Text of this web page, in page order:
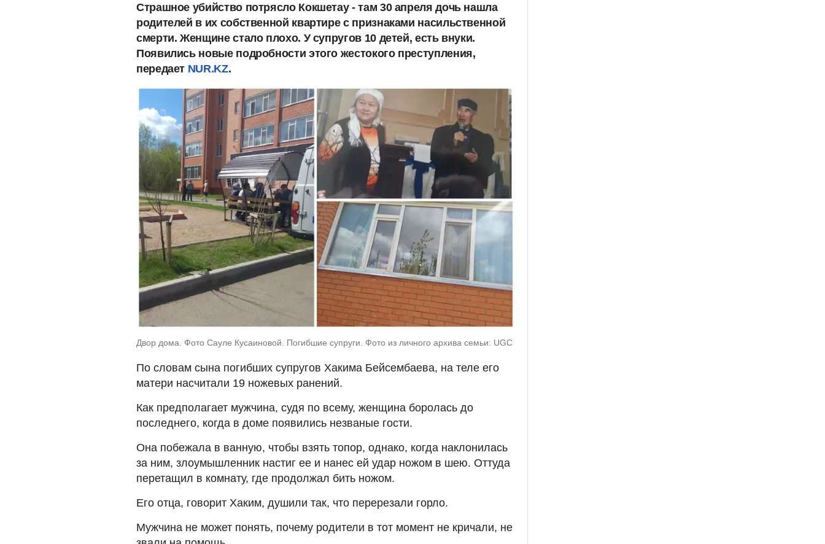
Страшное убийство потрясло Кокшетау - там 30 апреля дочь нашла
родителей в их собственной квартире с признаками насильственной
смерти. Женщине стало плохо. У супругов 10 детей, есть внуки.
Появились новые подробности этого жестокого преступления,
передает NUR.KZ.
Двор дома. Фото Сауле Кусаиновой. Погибшие супруги. Фото из личного архива семьи: UGC
По словам сына погибших супругов Хакима Бейсембаева, на теле его
матери насчитали 19 ножевых ранений.
Как предполагает мужчина, судя по всему, женщина боролась до
последнего, когда в доме появились незваные гости.
Она побежала в ванную, чтобы взять топор, однако, когда наклонилась
за ним, злоумышленник настиг ее и нанес ей удар ножом в шею. Оттуда
перетащил в комнату, где продолжал бить ножом.
Его отца, говорит Хаким, душили так, что перерезали горло.
Мужчина не может понять, почему родители в тот момент не кричали, не